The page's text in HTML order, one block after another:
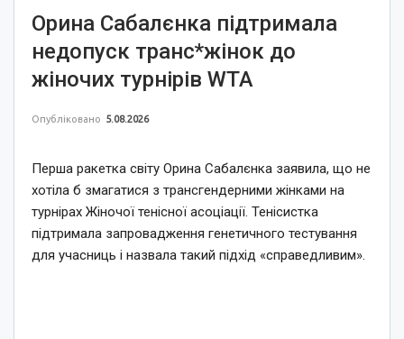
Орина Сабалєнка підтримала
недопуск транс*жінок до
жіночих турнірів WTA
Опубліковано 5.08.2026
Перша ракетка світу Орина Сабалєнка заявила, що не
хотіла б змагатися з трансгендерними жінками на
турнірах Жіночої тенісної асоціації. Тенісистка
підтримала запровадження генетичного тестування
для учасниць і назвала такий підхід «справедливим».